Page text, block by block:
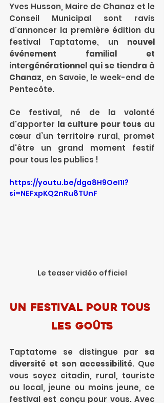
Yves Husson, Maire de Chanaz et le
Conseil Municipal sont ravis
d'annoncer la première édition du
festival Taptatome, un nouvel
événement familial et
intergénérationnel qui se tiendra à
Chanaz, en Savoie, le week-end de
Pentecôte.
Ce festival, né de la volonté
d'apporter la culture pour tous au
cœur d’un territoire rural, promet
d'être un grand moment festif
pour tous les publics !
https://youtu.be/dga8H9OeI1I?
si=NEFxpKQ2nRu8TUnF
Le teaser vidéo officiel
Un Festival pour tous
les goûts
Taptatome se distingue par sa
diversité et son accessibilité. Que
vous soyez citadin, rural, touriste
ou local, jeune ou moins jeune, ce